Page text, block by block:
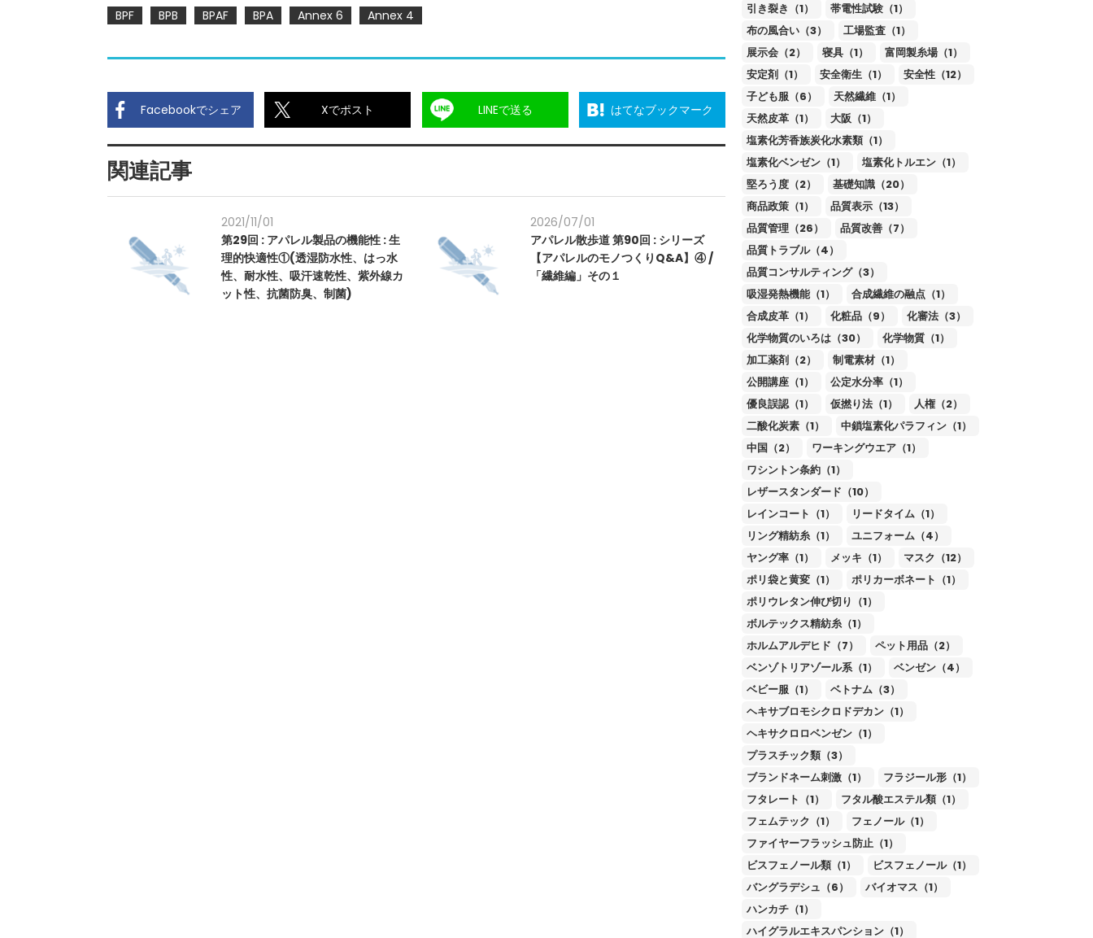
BPF
BPB BPAF BPA Annex 6 Annex 4
Facebookでシェア Xでポスト LINEで送る はてなブックマーク
関連記事
2021/11/01
第29回 : アパレル製品の機能性 : 生
理的快適性①(透湿防水性、はっ水
性、耐水性、吸汗速乾性、紫外線カ
ット性、抗菌防臭、制菌)
2026/07/01
アパレル散歩道 第90回 : シリーズ
【アパレルのモノつくりQ&A】④ /
「繊維編」その１
引き裂き（1）
帯電性試験（1）
布の風合い（3）
工場監査（1）
展示会（2）
寝具（1）
富岡製糸場（1）
安定剤（1）
安全衛生（1）
安全性（12）
子ども服（6）
天然繊維（1）
天然皮革（1）
大阪（1）
塩素化芳香族炭化水素類（1）
塩素化ベンゼン（1）
塩素化トルエン（1）
堅ろう度（2）
基礎知識（20）
商品政策（1）
品質表示（13）
品質管理（26）
品質改善（7）
品質トラブル（4）
品質コンサルティング（3）
吸湿発熱機能（1）
合成繊維の融点（1）
合成皮革（1）
化粧品（9）
化審法（3）
化学物質のいろは（30）
化学物質（1）
加工薬剤（2）
制電素材（1）
公開講座（1）
公定水分率（1）
優良誤認（1）
仮撚り法（1）
人権（2）
二酸化炭素（1）
中鎖塩素化パラフィン（1）
中国（2）
ワーキングウエア（1）
ワシントン条約（1）
レザースタンダード（10）
レインコート（1）
リードタイム（1）
リング精紡糸（1）
ユニフォーム（4）
ヤング率（1）
メッキ（1）
マスク（12）
ポリ袋と黄変（1）
ポリカーボネート（1）
ポリウレタン伸び切り（1）
ボルテックス精紡糸（1）
ホルムアルデヒド（7）
ペット用品（2）
ベンゾトリアゾール系（1）
ベンゼン（4）
ベビー服（1）
ベトナム（3）
ヘキサブロモシクロドデカン（1）
ヘキサクロロベンゼン（1）
プラスチック類（3）
ブランドネーム刺激（1）
フラジール形（1）
フタレート（1）
フタル酸エステル類（1）
フェムテック（1）
フェノール（1）
ファイヤーフラッシュ防止（1）
ビスフェノール類（1）
ビスフェノール（1）
バングラデシュ（6）
バイオマス（1）
ハンカチ（1）
ハイグラルエキスパンション（1）